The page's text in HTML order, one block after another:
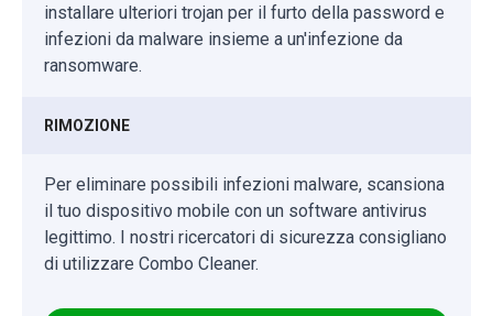
installare ulteriori trojan per il furto della password e
infezioni da malware insieme a un'infezione da
ransomware.
RIMOZIONE
Per eliminare possibili infezioni malware, scansiona
il tuo dispositivo mobile con un software antivirus
legittimo. I nostri ricercatori di sicurezza consigliano
di utilizzare Combo Cleaner.